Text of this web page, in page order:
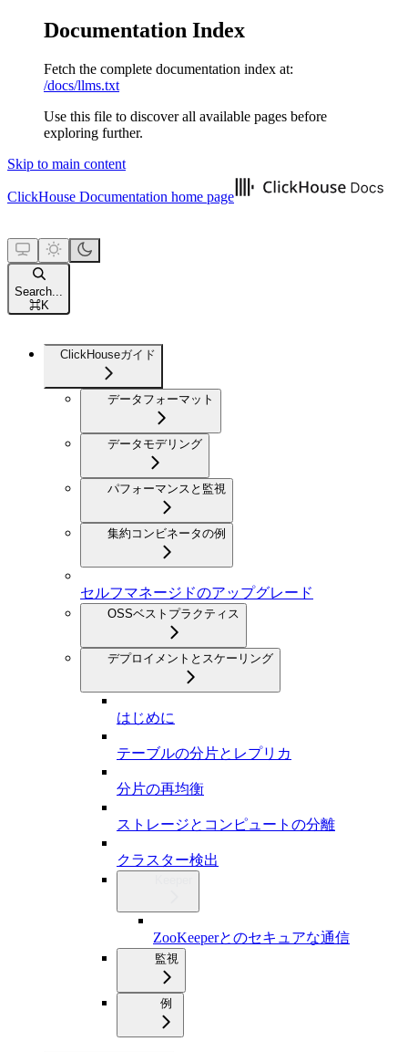
Documentation Index
Fetch the complete documentation index at:
/docs/llms.txt
Use this file to discover all available pages before
exploring further.
Skip to main content
ClickHouse Documentation home page
Search...
⌘K
ClickHouseガイド
データフォーマット
データモデリング
パフォーマンスと監視
集約コンビネータの例
セルフマネージドのアップグレード
OSSベストプラクティス
デプロイメントとスケーリング
はじめに
テーブルの分片とレプリカ
分片の再均衡
ストレージとコンピュートの分離
クラスター検出
ZooKeeperとのセキュアな通信
監視
例